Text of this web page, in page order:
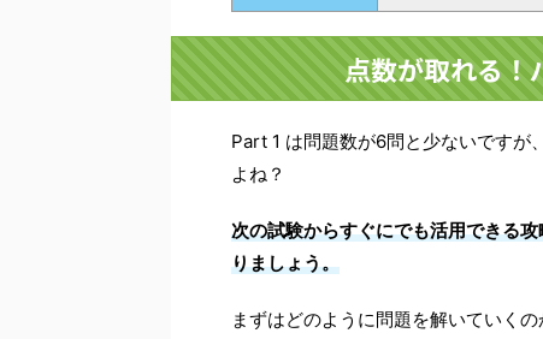
点数が取れる！
Part 1 は問題数が6問と少ないですが
よね？
次の試験からすぐにでも活用できる
りましょう。
まずはどのように問題を解いていく